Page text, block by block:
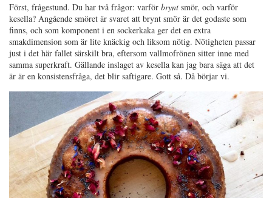
Först, frågestund. Du har två frågor: varför brynt smör, och varför
kesella? Angående smöret är svaret att brynt smör är det godaste som
finns, och som komponent i en sockerkaka ger det en extra
smakdimension som är lite knäckig och liksom nötig. Nötigheten passar
just i det här fallet särskilt bra, eftersom vallmofrönen sitter inne med
samma superkraft. Gällande inslaget av kesella kan jag bara säga att det
är är en konsistensfråga, det blir saftigare. Gott så. Då börjar vi.